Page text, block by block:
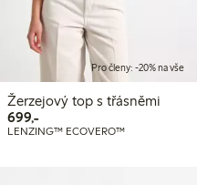
Pro členy: -20% na vše
Žerzejový top s třásněmi
699,-699,00 Kč
LENZING™ ECOVERO™